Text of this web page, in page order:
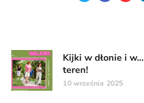
Kijki w dłonie i w…
teren!
10 września 2025